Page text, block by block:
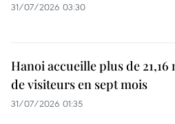
31/07/2026 03:30
Hanoi accueille plus de
de visiteurs en sept mois ​
31/07/2026 01:35